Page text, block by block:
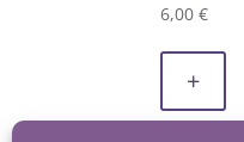
6,00€
+